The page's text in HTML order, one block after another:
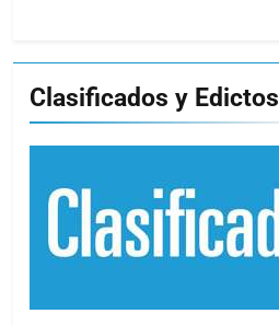
Clasificados y Edictos